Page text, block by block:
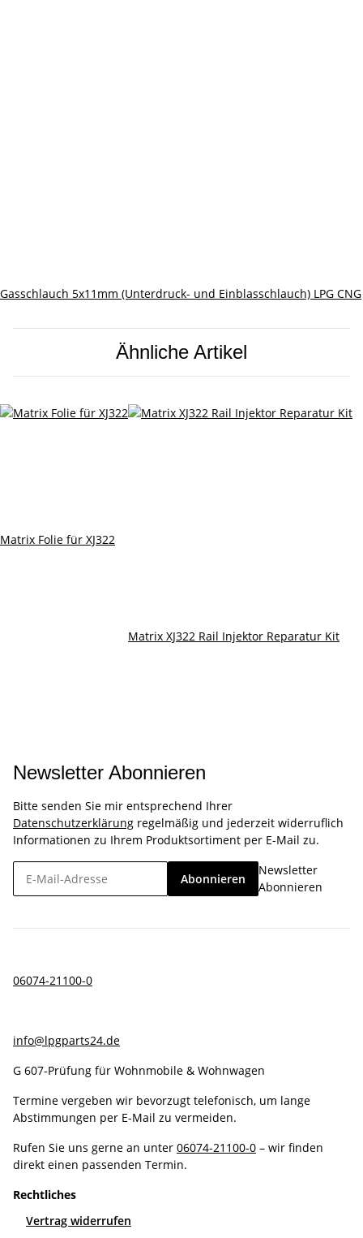
Gasschlauch 5x11mm (Unterdruck- und Einblasschlauch) LPG CNG
Ähnliche Artikel
Matrix Folie für XJ322
Matrix XJ322 Rail Injektor Reparatur Kit
Newsletter Abonnieren
Bitte senden Sie mir entsprechend Ihrer
Datenschutzerklärung regelmäßig und jederzeit widerruflich
Informationen zu Ihrem Produktsortiment per E-Mail zu.
Abonnieren
Newsletter
Abonnieren
06074-21100-0
info@lpgparts24.de
G 607-Prüfung für Wohnmobile & Wohnwagen
Termine vergeben wir bevorzugt telefonisch, um lange
Abstimmungen per E-Mail zu vermeiden.
Rufen Sie uns gerne an unter 06074-21100-0 – wir finden
direkt einen passenden Termin.
Rechtliches
Vertrag widerrufen